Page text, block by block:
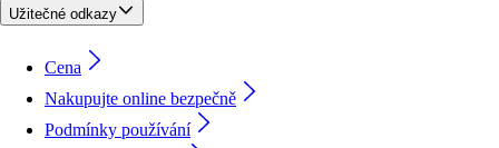
Užitečné odkazy
Cena
Nakupujte online bezpečně
Podmínky používání